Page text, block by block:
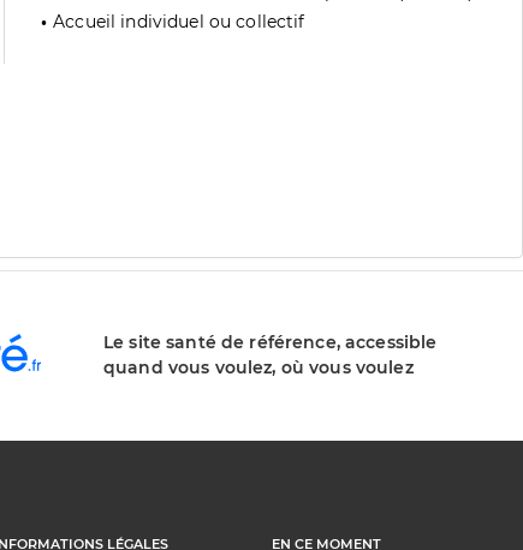
Accueil individuel ou collectif
Le site santé de référence, accessible
quand vous voulez, où vous voulez
LÉGALES EN CE MOMENT